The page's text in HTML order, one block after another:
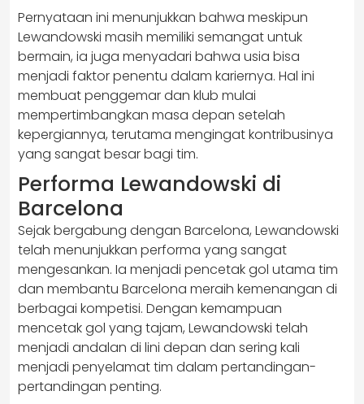
Pernyataan ini menunjukkan bahwa meskipun
Lewandowski masih memiliki semangat untuk
bermain, ia juga menyadari bahwa usia bisa
menjadi faktor penentu dalam kariernya. Hal ini
membuat penggemar dan klub mulai
mempertimbangkan masa depan setelah
kepergiannya, terutama mengingat kontribusinya
yang sangat besar bagi tim.
Performa Lewandowski di
Barcelona
Sejak bergabung dengan Barcelona, Lewandowski
telah menunjukkan performa yang sangat
mengesankan. Ia menjadi pencetak gol utama tim
dan membantu Barcelona meraih kemenangan di
berbagai kompetisi. Dengan kemampuan
mencetak gol yang tajam, Lewandowski telah
menjadi andalan di lini depan dan sering kali
menjadi penyelamat tim dalam pertandingan-
pertandingan penting.